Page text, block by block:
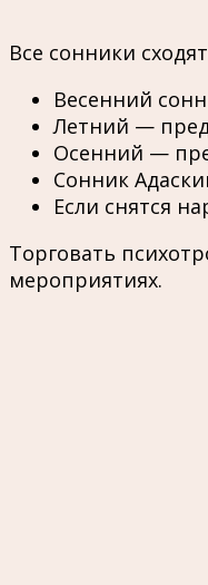
Все сонники
Весенний
Летний —
Осенний —
Сонник
Если снятся
Торговать
мероприятиях.